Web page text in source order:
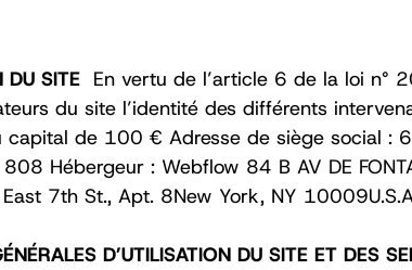
SITE
En vertu de l’article 6 de la loi n°
du site l’identité des différents
capital de 100 € Adresse de siège social :
Hébergeur : Webflow 84 B AV DE
7th St., Apt. 8New York, NY
D’UTILISATION DU SITE ET DES